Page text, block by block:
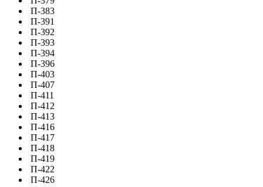
П-383
П-391
П-392
П-393
П-394
П-396
П-403
П-407
П-411
П-412
П-413
П-416
П-417
П-418
П-419
П-422
П-426